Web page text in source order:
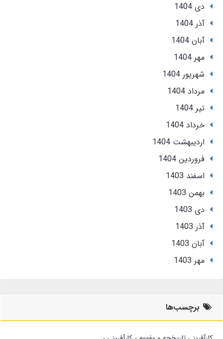
دی 1404
آذر 1404
آبان 1404
مهر 1404
شهریور 1404
مرداد 1404
تير 1404
خرداد 1404
ارديبهشت 1404
فروردین 1404
اسفند 1403
بهمن 1403
دی 1403
آذر 1403
آبان 1403
مهر 1403
برچسب‌ها